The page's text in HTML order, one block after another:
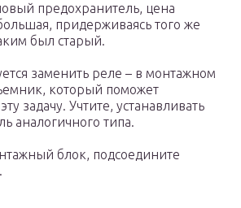
предохранитель, цена
придерживаясь того же
был старый.
заменить реле – в монтажном
который поможет
задачу. Учтите, устанавливать
аналогичного типа.
блок, подсоедините